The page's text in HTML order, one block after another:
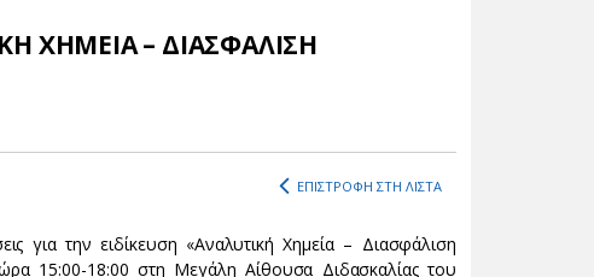
ΧΗΜΕΙΑ – ΔΙΑΣΦΑΛΙΣΗ
ΕΠΙΣΤΡΟΦΗ ΣΤΗ ΛΙΣΤΑ
για την ειδίκευση «Αναλυτική Χημεία – Διασφάλιση
15:00-18:00 στη Μεγάλη Αίθουσα Διδασκαλίας του